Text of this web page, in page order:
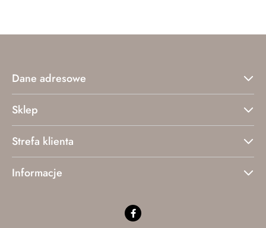
Dane adresowe
Sklep
Strefa klienta
Informacje